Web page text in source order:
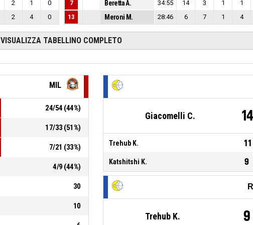
2 1
0
2 4 0
7 Beretta A. 34:55 14 3 1 1
13
Meroni M. 28:46 6 7 1 4
VISUALIZZA TABELLINO COMPLETO
MIL
24/54 (44%)
17/33 (51%)
7/21 (33%)
4/9 (44%)
30
10
Giacomelli C. 14
Trehub K. 11
Katshitshi K. 9
Trehub K. 9